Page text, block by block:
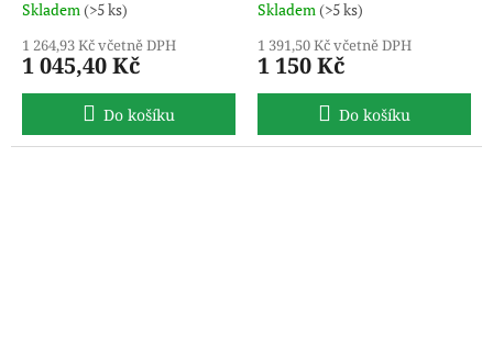
Skladem(>5 ks)
1 264,93 Kč včetně DPH
1 045,40 Kč
Do košíku
Skladem(>5 ks)
1 391,50 Kč včetně DPH
1 150 Kč
Do košíku